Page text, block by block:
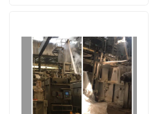
aprestadora del stenter
stenter del ajuste del calor